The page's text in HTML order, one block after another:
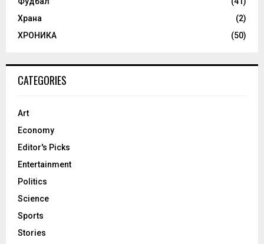
Храна
(2)
ХРОНИКА
(50)
CATEGORIES
Art
Economy
Editor's Picks
Entertainment
Politics
Science
Sports
Stories